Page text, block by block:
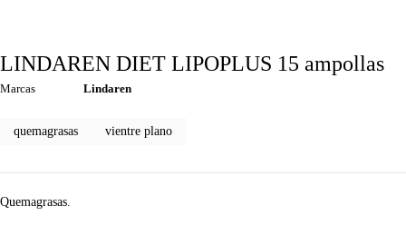
LINDAREN DIET LIPOPLUS 15 ampollas
Marcas Lindaren
quemagrasas vientre plano
Quemagrasas.